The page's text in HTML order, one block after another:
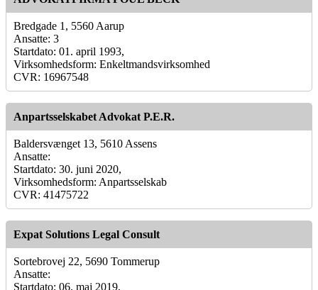
Bredgade 1, 5560 Aarup
Ansatte: 3
Startdato: 01. april 1993,
Virksomhedsform: Enkeltmandsvirksomhed
CVR: 16967548
Anpartsselskabet Advokat P.E.R.
Baldersvænget 13, 5610 Assens
Ansatte:
Startdato: 30. juni 2020,
Virksomhedsform: Anpartsselskab
CVR: 41475722
Expat Solutions Legal Consult
Sortebrovej 22, 5690 Tommerup
Ansatte:
Startdato: 06. maj 2019,